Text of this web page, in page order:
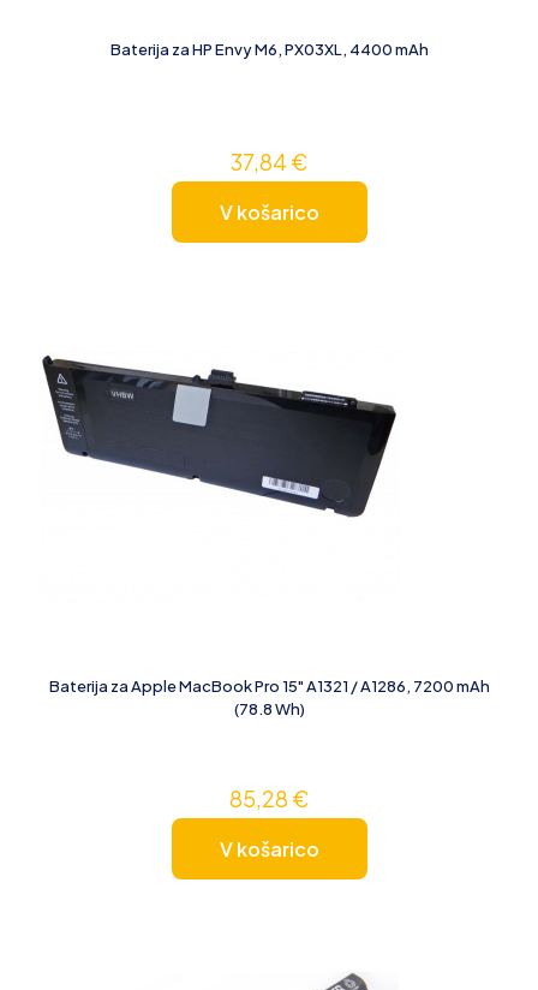
Baterija za HP Envy M6, PX03XL, 4400 mAh
37,84 €
V košarico
Baterija za Apple MacBook Pro 15" A1321 / A1286, 7200 mAh
(78.8 Wh)
85,28 €
V košarico